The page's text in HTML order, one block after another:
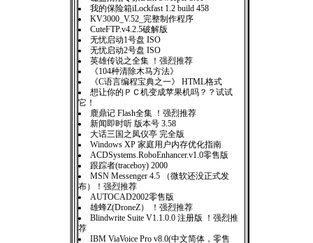
我的保险箱iLockfast 1.2 build 458
KV3000_V.52_完整制作程序
CuteFTP.v4.2.5破解版
无忧启动1号盘 ISO
无忧启动2号盘 ISO
英雄传说之全集 ！强烈推荐
《104种清除木马方法》
《C语言编程宝典之一》 HTML格式
想让你的ＰＣ机变成苹果机吗？？试试
它！
鹿鼎记 Flash全集 ！强烈推荐
新闻即时听 版本号 3.58
大话三国之凤仪亭 完全版
Windows XP 家庭用户内存优化指南
ACDSystems.RoboEnhancer.v1.0零售版
跟踪者(traceboy) 2000
MSN Messenger 4.5 （微软还没正式发
布）！强烈推荐
AUTOCAD2002零售版
雄蜂Z(DroneZ） ！强烈推荐
Blindwrite Suite V1.1.0.0 注册版 ！强烈推
荐
IBM ViaVoice Pro v8.0(中文简体，零售